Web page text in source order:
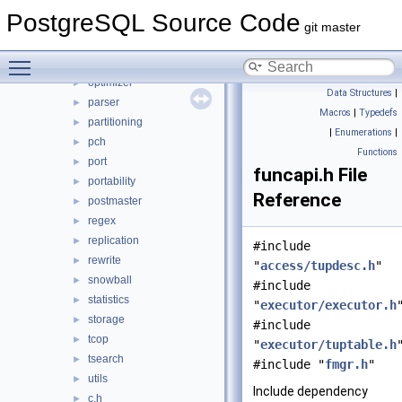
PostgreSQL Source Code git master
► libpq
► optimizer
► parser
► partitioning
► pch
► port
► portability
► postmaster
► regex
► replication
► rewrite
► snowball
► statistics
► storage
► tcop
► tsearch
► utils
► c.h
Data Structures |
Macros | Typedefs
| Enumerations |
Functions
funcapi.h File
Reference
#include
"access/tupdesc.h"
#include
"executor/executor.h
#include
"executor/tuptable.h
#include "fmgr.h"
Include dependency